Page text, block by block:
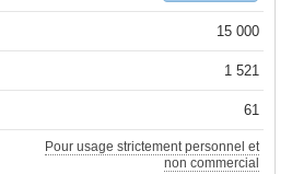
15 000
1 521
61
Pour usage strictement personnel et
non commercial